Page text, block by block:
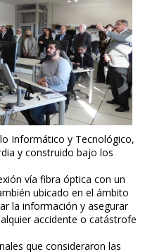
Informático y Tecnológico,
y construido bajo los
vía fibra óptica con un
ubicado en el ámbito
la información y asegurar
accidente o catástrofe
que consideraron las